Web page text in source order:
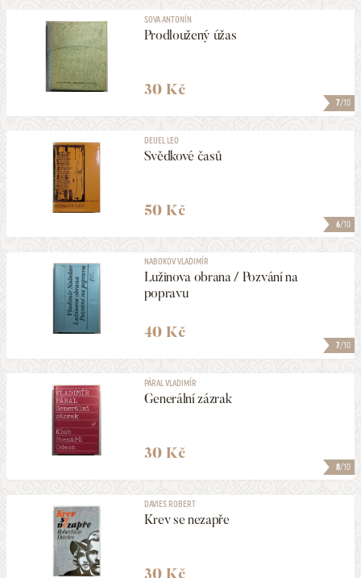
7/10
SOVA ANTONÍN
Prodloužený úžas
30 Kč
6/10
DEUEL LEO
Svědkové časů
50 Kč
7/10
NABOKOV VLADIMÍR
Lužinova obrana / Pozvání na
popravu
40 Kč
8/10
PÁRAL VLADIMÍR
Generální zázrak
30 Kč
DAVIES ROBERT
Krev se nezapře
30 Kč